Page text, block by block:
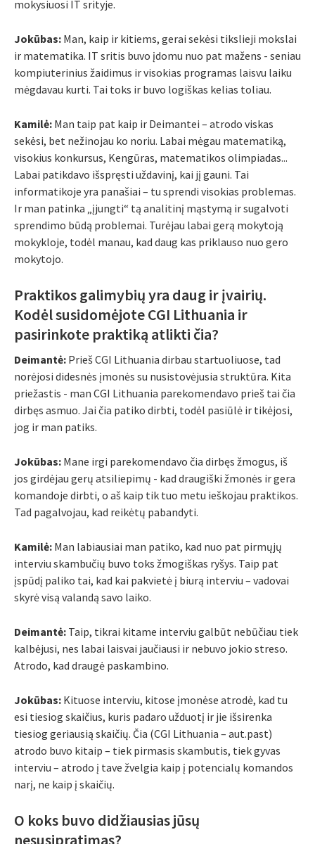
mokysiuosi IT srityje.
Jokūbas: Man, kaip ir kitiems, gerai sekėsi tikslieji mokslai
ir matematika. IT sritis buvo įdomu nuo pat mažens - seniau
kompiuterinius žaidimus ir visokias programas laisvu laiku
mėgdavau kurti. Tai toks ir buvo logiškas kelias toliau.
Kamilė: Man taip pat kaip ir Deimantei – atrodo viskas
sekėsi, bet nežinojau ko noriu. Labai mėgau matematiką,
visokius konkursus, Kengūras, matematikos olimpiadas...
Labai patikdavo išspręsti uždavinį, kai jį gauni. Tai
informatikoje yra panašiai – tu sprendi visokias problemas.
Ir man patinka „įjungti“ tą analitinį mąstymą ir sugalvoti
sprendimo būdą problemai. Turėjau labai gerą mokytoją
mokykloje, todėl manau, kad daug kas priklauso nuo gero
mokytojo.
Praktikos galimybių yra daug ir įvairių.
Kodėl susidomėjote CGI Lithuania ir
pasirinkote praktiką atlikti čia?
Deimantė: Prieš CGI Lithuania dirbau startuoliuose, tad
norėjosi didesnės įmonės su nusistovėjusia struktūra. Kita
priežastis - man CGI Lithuania parekomendavo prieš tai čia
dirbęs asmuo. Jai čia patiko dirbti, todėl pasiūlė ir tikėjosi,
jog ir man patiks.
Jokūbas: Mane irgi parekomendavo čia dirbęs žmogus, iš
jos girdėjau gerų atsiliepimų - kad draugiški žmonės ir gera
komandoje dirbti, o aš kaip tik tuo metu ieškojau praktikos.
Tad pagalvojau, kad reikėtų pabandyti.
Kamilė: Man labiausiai man patiko, kad nuo pat pirmųjų
interviu skambučių buvo toks žmogiškas ryšys. Taip pat
įspūdį paliko tai, kad kai pakvietė į biurą interviu – vadovai
skyrė visą valandą savo laiko.
Deimantė: Taip, tikrai kitame interviu galbūt nebūčiau tiek
kalbėjusi, nes labai laisvai jaučiausi ir nebuvo jokio streso.
Atrodo, kad draugė paskambino.
Jokūbas: Kituose interviu, kitose įmonėse atrodė, kad tu
esi tiesiog skaičius, kuris padaro užduotį ir jie išsirenka
tiesiog geriausią skaičių. Čia (CGI Lithuania – aut.past)
atrodo buvo kitaip – tiek pirmasis skambutis, tiek gyvas
interviu – atrodo į tave žvelgia kaip į potencialų komandos
narį, ne kaip į skaičių.
O koks buvo didžiausias jūsų
nesusipratimas?